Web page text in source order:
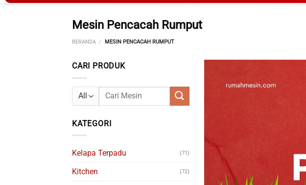
Mesin Pencacah Rumput
BERANDA / MESIN PENCACAH RUMPUT
CARI PRODUK
Pencarian
KATEGORI
Kelapa Terpadu (71)
Kitchen (72)